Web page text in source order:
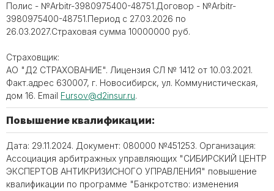
Полис - №Arbitr-3980975400-48751.Договор - №Arbitr-
3980975400-48751.Период с 27.03.2026 по
26.03.2027.Страховая сумма 10000000 руб.
Страховщик:
АО "Д2 СТРАХОВАНИЕ". Лицензия СЛ № 1412 от 10.03.2021.
Факт.адрес 630007, г. Новосибирск, ул. Коммунистическая,
дом 16. Email Fursov@d2insur.ru.
Повышение квалификации:
Дата: 29.11.2024. Документ: 080000 №451253. Организация:
Ассоциация арбитражных управляющих "СИБИРСКИЙ ЦЕНТР
ЭКСПЕРТОВ АНТИКРИЗИСНОГО УПРАВЛЕНИЯ" повышение
квалификации по программе "Банкротство: изменения